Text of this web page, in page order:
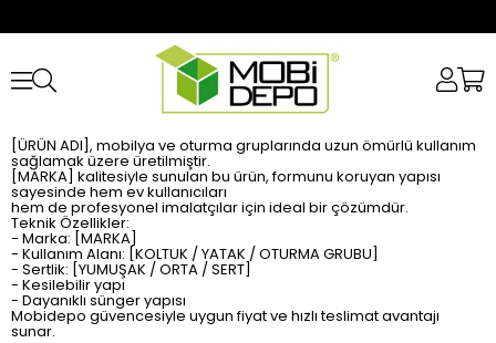
[ÜRÜN ADI], mobilya ve oturma gruplarında uzun ömürlü kullanım
sağlamak üzere üretilmiştir.
[MARKA] kalitesiyle sunulan bu ürün, formunu koruyan yapısı
sayesinde hem ev kullanıcıları
hem de profesyonel imalatçılar için ideal bir çözümdür.
Teknik Özellikler:
- Marka: [MARKA]
- Kullanım Alanı: [KOLTUK / YATAK / OTURMA GRUBU]
- Sertlik: [YUMUŞAK / ORTA / SERT]
- Kesilebilir yapı
- Dayanıklı sünger yapısı
Mobidepo güvencesiyle uygun fiyat ve hızlı teslimat avantajı
sunar.